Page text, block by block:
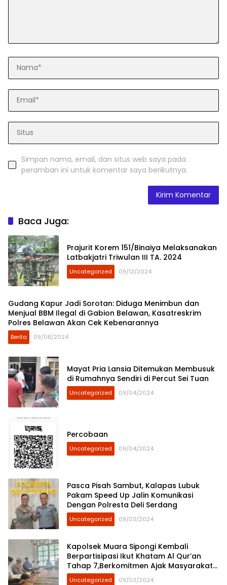
Simpan nama, email, dan situs web saya pada
peramban ini untuk komentar saya berikutnya.
Baca Juga:
Prajurit Korem 151/Binaiya Melaksanakan
Latbakjatri Triwulan III TA. 2024
Uncategorized 09/12/2024
Gudang Kapur Jadi Sorotan: Diduga Menimbun dan
Menjual BBM Ilegal di Gabion Belawan, Kasatreskrim
Polres Belawan Akan Cek Kebenarannya
Berita 09/08/2024
Mayat Pria Lansia Ditemukan Membusuk
di Rumahnya Sendiri di Percut Sei Tuan
Uncategorized 09/04/2024
Percobaan
Uncategorized 09/04/2024
Pasca Pisah Sambut, Kalapas Lubuk
Pakam Speed Up Jalin Komunikasi
Dengan Polresta Deli Serdang
Uncategorized 09/03/2024
Kapolsek Muara Sipongi Kembali
Berpartisipasi Ikut Khatam Al Qur’an
Tahap 7,Berkomitmen Ajak Masyarakat
Untuk Terus Berpartisipasi
Uncategorized 09/03/2024